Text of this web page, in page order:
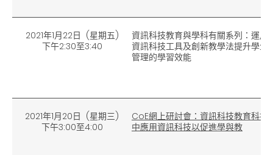
2021年1月22日 (星期五)
下午2:30至3:40
資訊科技教育與學科有關系列：運用
資訊科技工具及創新教學法提升學生
管理的學習效能
2021年1月20日 (星期三)
下午3:00至4:00
CoE網上研討會：資訊科技教育科技
中應用資訊科技以促進學與教